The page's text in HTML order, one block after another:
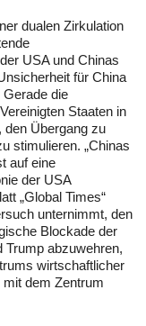
dualen Zirkulation
USA und Chinas
für China
die
Staaten in
den Übergang zu
stimulieren. „Chinas
auf eine
der USA
„Global Times“
unternimmt, den
Blockade der
Trump abzuwehren,
wirtschaftlicher
dem Zentrum